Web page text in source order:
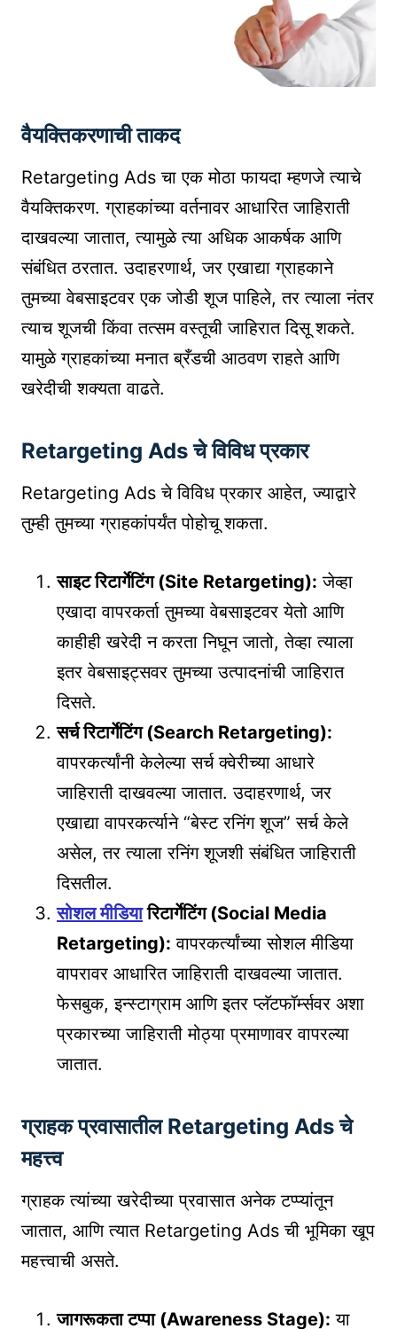
वैयक्तिकरणाची ताकद
Retargeting Ads चा एक मोठा फायदा म्हणजे त्याचे
वैयक्तिकरण. ग्राहकांच्या वर्तनावर आधारित जाहिराती
दाखवल्या जातात, त्यामुळे त्या अधिक आकर्षक आणि
संबंधित ठरतात. उदाहरणार्थ, जर एखाद्या ग्राहकाने
तुमच्या वेबसाइटवर एक जोडी शूज पाहिले, तर त्याला नंतर
त्याच शूजची किंवा तत्सम वस्तूची जाहिरात दिसू शकते.
यामुळे ग्राहकांच्या मनात ब्रँडची आठवण राहते आणि
खरेदीची शक्यता वाढते.
Retargeting Ads चे विविध प्रकार
Retargeting Ads चे विविध प्रकार आहेत, ज्याद्वारे
तुम्ही तुमच्या ग्राहकांपर्यंत पोहोचू शकता.
साइट रिटार्गेटिंग (Site Retargeting): जेव्हा
एखादा वापरकर्ता तुमच्या वेबसाइटवर येतो आणि
काहीही खरेदी न करता निघून जातो, तेव्हा त्याला
इतर वेबसाइट्सवर तुमच्या उत्पादनांची जाहिरात
दिसते.
सर्च रिटार्गेटिंग (Search Retargeting):
वापरकर्त्यांनी केलेल्या सर्च क्वेरीच्या आधारे
जाहिराती दाखवल्या जातात. उदाहरणार्थ, जर
एखाद्या वापरकर्त्याने “बेस्ट रनिंग शूज” सर्च केले
असेल, तर त्याला रनिंग शूजशी संबंधित जाहिराती
दिसतील.
सोशल मीडियारिटार्गेटिंग (Social Media
Retargeting): वापरकर्त्यांच्या सोशल मीडिया
वापरावर आधारित जाहिराती दाखवल्या जातात.
फेसबुक, इन्स्टाग्राम आणि इतर प्लॅटफॉर्म्सवर अशा
प्रकारच्या जाहिराती मोठ्या प्रमाणावर वापरल्या
जातात.
ग्राहक प्रवासातील Retargeting Ads चे
महत्त्व
ग्राहक त्यांच्या खरेदीच्या प्रवासात अनेक टप्प्यांतून
जातात, आणि त्यात Retargeting Ads ची भूमिका खूप
महत्त्वाची असते.
जागरूकता टप्पा (Awareness Stage): या